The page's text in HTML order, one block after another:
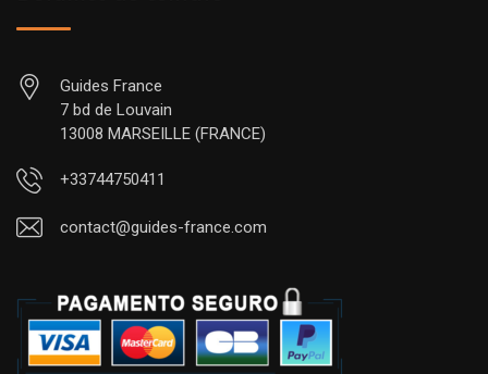
Guides France
7 bd de Louvain
13008 MARSEILLE (FRANCE)
+33744750411
contact@guides-france.com